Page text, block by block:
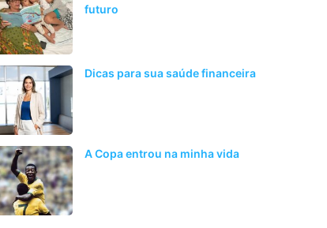
futuro
Dicas para sua saúde financeira
A Copa entrou na minha vida